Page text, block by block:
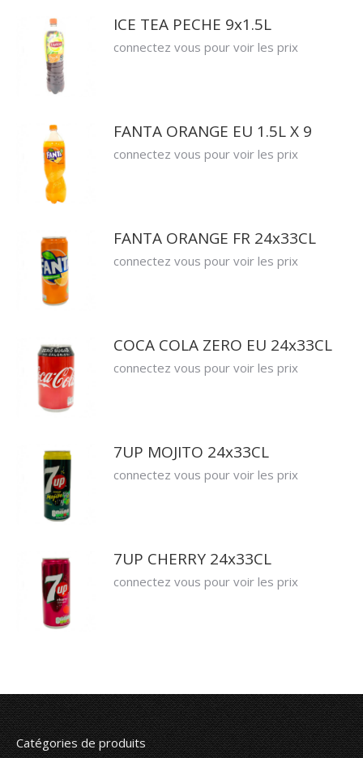
ICE TEA PECHE 9x1.5L
connectez vous pour voir les prix
FANTA ORANGE EU 1.5L X 9
connectez vous pour voir les prix
FANTA ORANGE FR 24x33CL
connectez vous pour voir les prix
COCA COLA ZERO EU 24x33CL
connectez vous pour voir les prix
7UP MOJITO 24x33CL
connectez vous pour voir les prix
7UP CHERRY 24x33CL
connectez vous pour voir les prix
Catégories de produits